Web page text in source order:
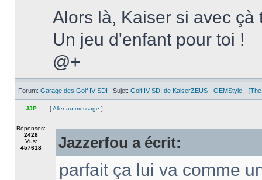
Alors là, Kaiser si avec
Un jeu d'enfant pour toi !
@+
Forum: Garage des Golf IV SDI Sujet: Golf IV SDI de KaiserZEUS - OEMStyle -
JJP [Aller au message ]
Réponses:
2428
Vus:
457618
Jazzerfou a écrit:
parfait ça lui va comme